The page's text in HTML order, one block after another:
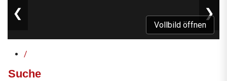
Vollbild öffnen
/
Suche